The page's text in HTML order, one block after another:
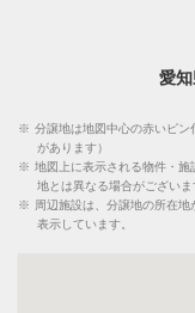
愛
※ 分譲地は地図中心の赤いピン
があります）
※ 地図上に表示される物件・
地とは異なる場合がございま
※
周辺施設は、分譲地の所在
表示しています。